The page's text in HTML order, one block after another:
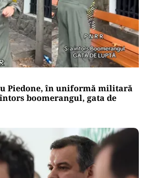
Piedone, în uniformă militară
boomerangul, gata de